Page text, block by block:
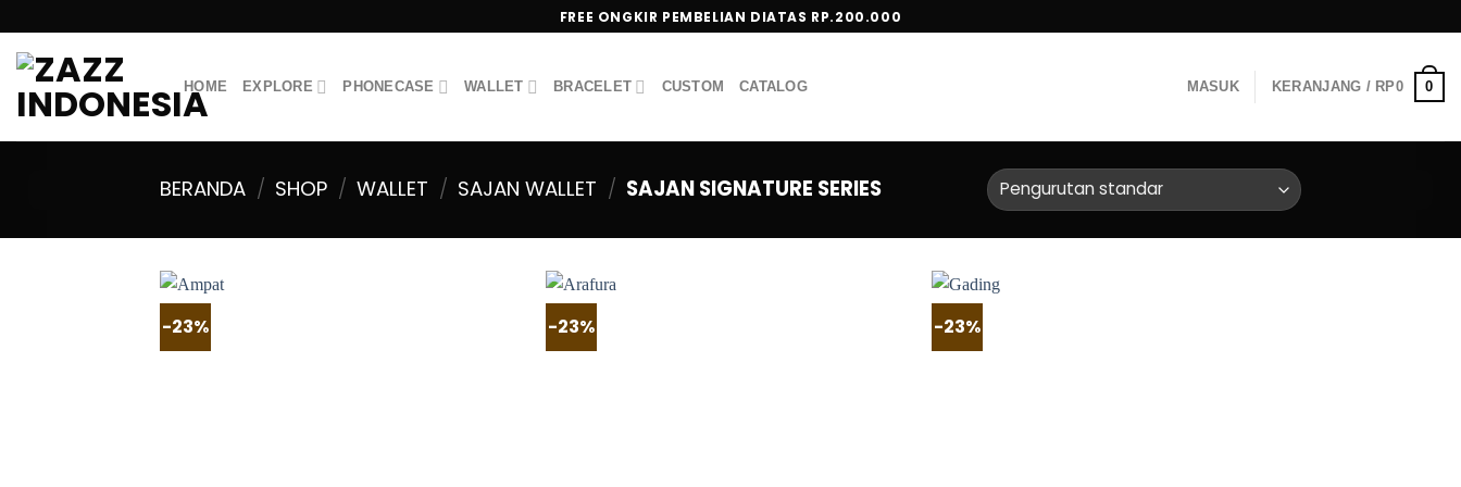
to
content
FREE ONGKIR PEMBELIAN DIATAS RP.200.000
HOME EXPLORE PHONECASE WALLET BRACELET CUSTOM CATALOG MASUK KERANJANG / RP0 0
BERANDA / SHOP / WALLET / SAJAN WALLET / SAJAN SIGNATURE SERIES
-23% -23% -23%